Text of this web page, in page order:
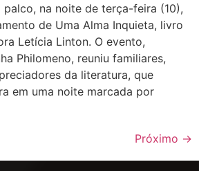
palco, na noite de terça-feira (10),
de Uma Alma Inquieta, livro
Letícia Linton. O evento,
Philomeno, reuniu familiares,
da literatura, que
em uma noite marcada por
Próximo →